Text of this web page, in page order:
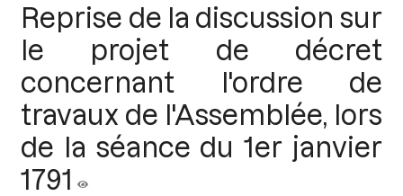
Reprise de la discussion sur
le projet de décret
concernant l'ordre de
travaux de l'Assemblée, lors
de la séance du 1er janvier
1791